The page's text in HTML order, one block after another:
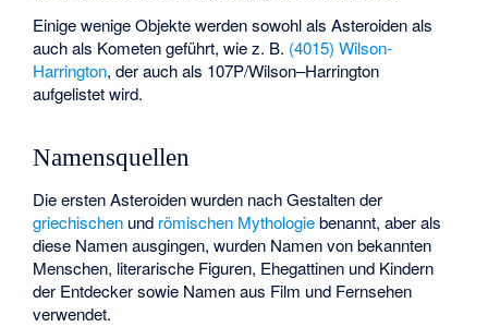
Einige wenige Objekte werden sowohl als Asteroiden als
auch als Kometen geführt, wie z. B. (4015) Wilson-
Harrington, der auch als 107P/Wilson–Harrington
aufgelistet wird.
Namensquellen
Die ersten Asteroiden wurden nach Gestalten der
griechischen und römischen Mythologiebenannt, aber als
diese Namen ausgingen, wurden Namen von bekannten
Menschen, literarische Figuren, Ehegattinen und Kindern
der Entdecker sowie Namen aus Film und Fernsehen
verwendet.